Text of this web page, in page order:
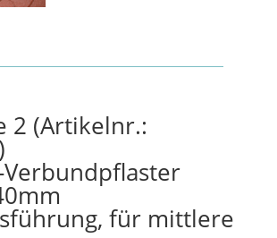
2 (Artikelnr.:
für mittlere